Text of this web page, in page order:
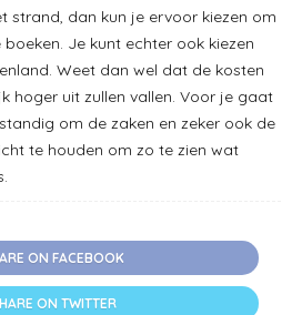
strand, dan kun je ervoor kiezen om
Je kunt echter ook kiezen
Weet dan wel dat de kosten
hoger uit zullen vallen. Voor je gaat
om de zaken en zeker ook de
te houden om zo te zien wat
ON FACEBOOK
ON TWITTER